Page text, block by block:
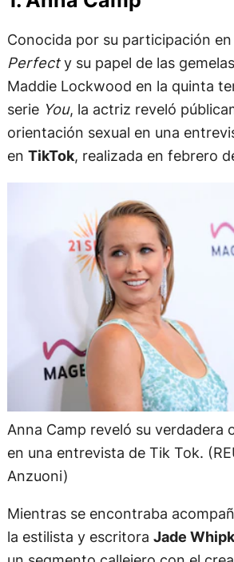
Conocida por su participación
Perfecty su papel de las
Maddie Lockwood en la quinta
serie You, la actriz reveló
orientación sexual en una
en TikTok, realizada en febrero
Anna Camp reveló su verdadera
en una entrevista de Tik Tok.
Anzuoni)
Mientras se encontraba
la estilista y escritora Jade